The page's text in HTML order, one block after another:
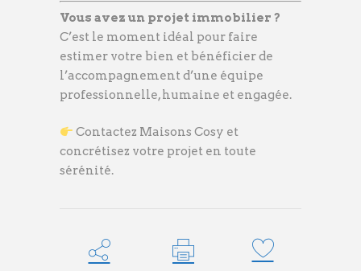
Vous avez un projet immobilier ?
C’est le moment idéal pour faire
estimer votre bien et bénéficier de
l’accompagnement d’une équipe
professionnelle, humaine et engagée.
Contactez Maisons Cosy et
concrétisez votre projet en toute
sérénité.